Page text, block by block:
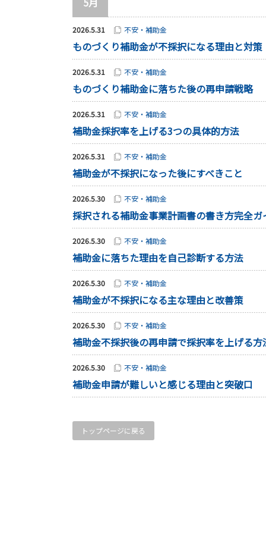
2026.5.31 不安・補助金
ものづくり補助金が不採択になる理由と対策
2026.5.31 不安・補助金
ものづくり補助金に落ちた後の再申請戦略
2026.5.31 不安・補助金
補助金採択率を上げる3つの具体的方法
2026.5.31 不安・補助金
補助金が不採択になった後にすべきこと
2026.5.30 不安・補助金
採択される補助金事業計画書の書き方完全ガ
2026.5.30 不安・補助金
補助金に落ちた理由を自己診断する方法
2026.5.30 不安・補助金
補助金が不採択になる主な理由と改善策
2026.5.30 不安・補助金
補助金不採択後の再申請で採択率を上げる方
2026.5.30 不安・補助金
補助金申請が難しいと感じる理由と突破口
トップページに戻る